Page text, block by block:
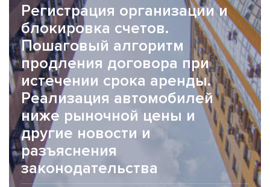
Регистрация организации и
блокировка счетов.
Пошаговый алгоритм
продления договора при
истечении срока аренды.
Реализация автомобилей
ниже рыночной цены и
другие новости и
разъяснения
законодательства